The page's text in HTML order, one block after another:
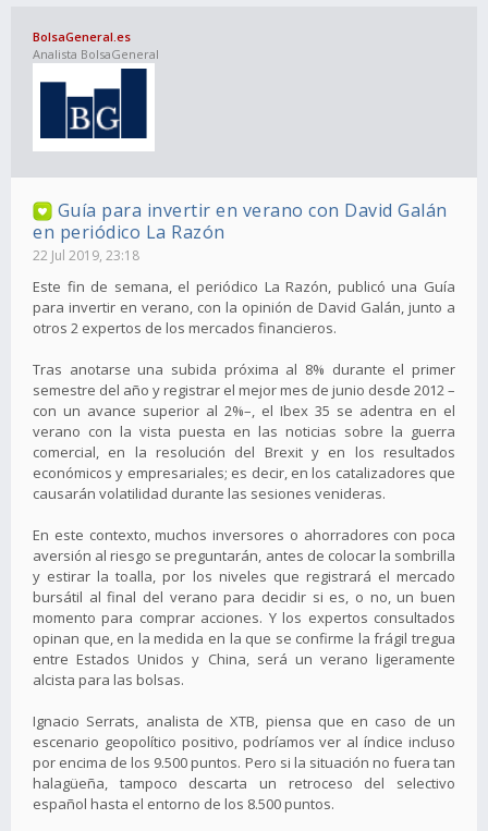
BolsaGeneral.es
Analista BolsaGeneral
Guía para invertir en verano con David Galán
en periódico La Razón
22 Jul 2019, 23:18
Este fin de semana, el periódico La Razón, publicó una Guía
para invertir en verano, con la opinión de David Galán, junto a
otros 2 expertos de los mercados financieros.
Tras anotarse una subida próxima al 8% durante el primer
semestre del año y registrar el mejor mes de junio desde 2012 –
con un avance superior al 2%–, el Ibex 35 se adentra en el
verano con la vista puesta en las noticias sobre la guerra
comercial, en la resolución del Brexit y en los resultados
económicos y empresariales; es decir, en los catalizadores que
causarán volatilidad durante las sesiones venideras.
En este contexto, muchos inversores o ahorradores con poca
aversión al riesgo se preguntarán, antes de colocar la sombrilla
y estirar la toalla, por los niveles que registrará el mercado
bursátil al final del verano para decidir si es, o no, un buen
momento para comprar acciones. Y los expertos consultados
opinan que, en la medida en la que se confirme la frágil tregua
entre Estados Unidos y China, será un verano ligeramente
alcista para las bolsas.
Ignacio Serrats, analista de XTB, piensa que en caso de un
escenario geopolítico positivo, podríamos ver al índice incluso
por encima de los 9.500 puntos. Pero si la situación no fuera tan
halagüeña, tampoco descarta un retroceso del selectivo
español hasta el entorno de los 8.500 puntos.